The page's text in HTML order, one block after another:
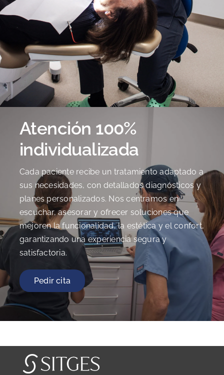
Atención 100%
individualizada
Cada paciente recibe un tratamiento adaptado a
sus necesidades, con detallados diagnósticos y
planes personalizados. Nos centramos en
escuchar, asesorar y ofrecer soluciones que
mejoren la funcionalidad, la estética y el confort,
garantizando una experiencia segura y
satisfactoria.
Pedir cita